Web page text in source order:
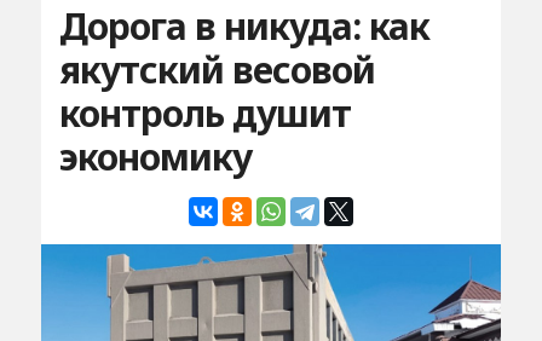
Дорога в никуда: как
якутский весовой
контроль душит
экономику